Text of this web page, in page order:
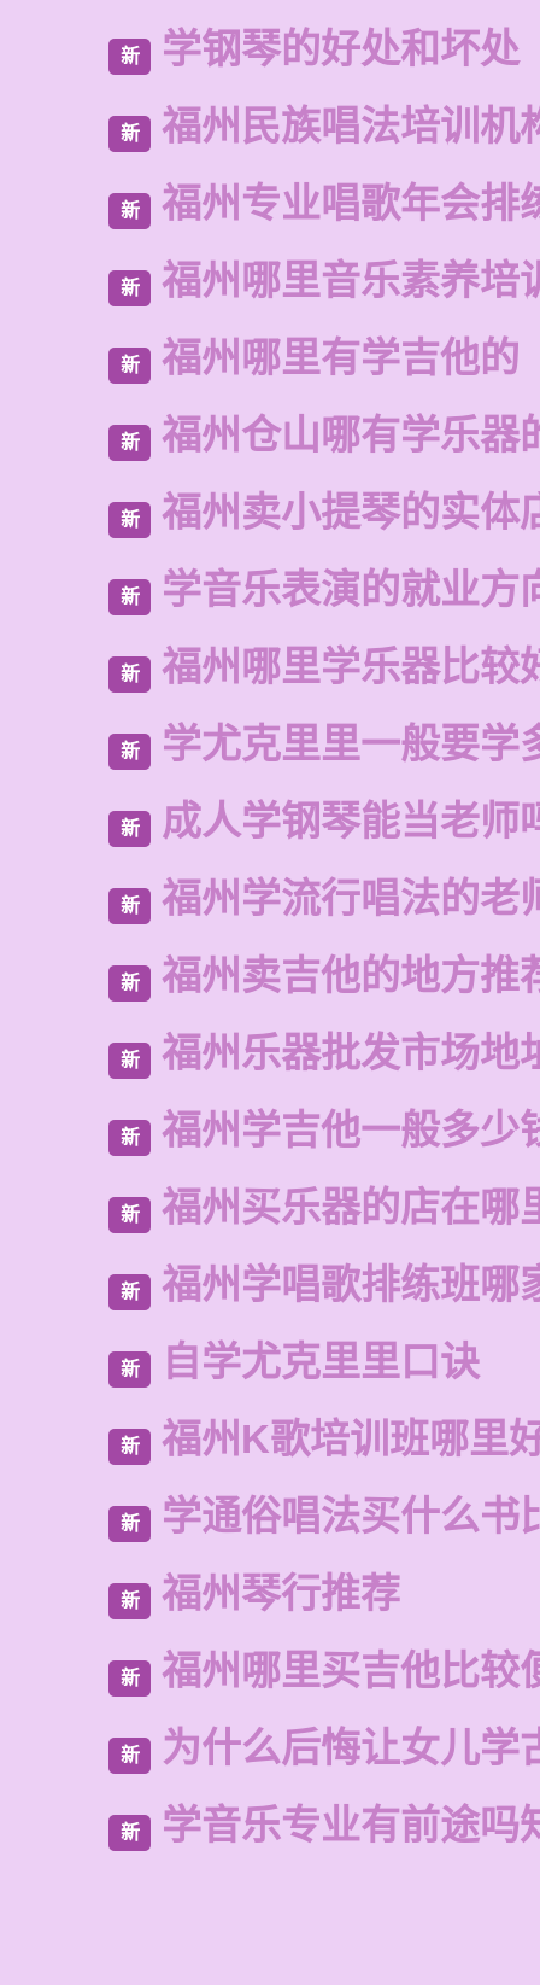
新 学钢琴的好处和坏处
新 福州民族唱法培训机
新 福州专业唱歌年会排
新 福州哪里音乐素养培
新 福州哪里有学吉他的
新 福州仓山哪有学乐器
新 福州卖小提琴的实体
新 学音乐表演的就业方
新 福州哪里学乐器比较
新 学尤克里里一般要学
新 成人学钢琴能当老师
新 福州学流行唱法的老
新 福州卖吉他的地方推
新 福州乐器批发市场地
新 福州学吉他一般多少
新 福州买乐器的店在哪
新 福州学唱歌排练班哪
新 自学尤克里里口诀
新 福州K歌培训班哪里
新 学通俗唱法买什么书
新 福州琴行推荐
新 福州哪里买吉他比较
新 为什么后悔让女儿学
新 学音乐专业有前途吗